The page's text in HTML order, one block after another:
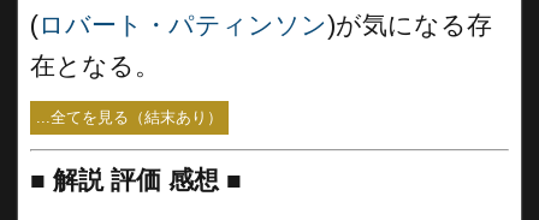
(ロバート・パティンソン)が気になる存
在となる。
...全てを見る（結末あり）
■ 解説 評価 感想 ■